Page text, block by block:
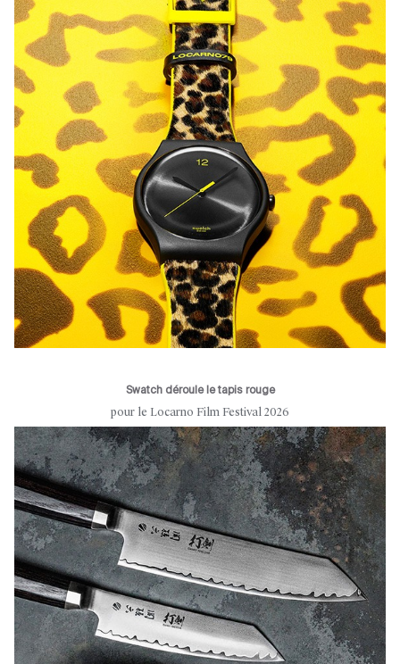
Swatch déroule le tapis rouge
pour le Locarno Film Festival 2026